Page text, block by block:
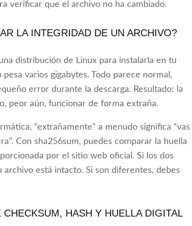
verificar que el archivo no ha cambiado.
LA INTEGRIDAD DE UN ARCHIVO?
distribución de Linux para instalarla en tu
varios gigabytes. Todo parece normal,
error durante la descarga. Resultado: la
peor aún, funcionar de forma extraña.
“extrañamente” a menudo significa “vas
Con sha256sum, puedes comparar la huella
por el sitio web oficial. Si los dos
archivo está intacto. Si son diferentes, debes
CHECKSUM, HASH Y HUELLA DIGITAL